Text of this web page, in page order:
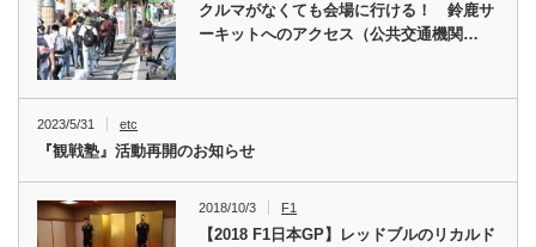
クルマがなくても会場に行ける！ 鈴鹿サ
ーキットへのアクセス（公共交通機関…
2023/5/31 etc
『観戦塾』活動再開のお知らせ
2018/10/3 F1
【2018 F1日本GP】レッドブルのリカルド